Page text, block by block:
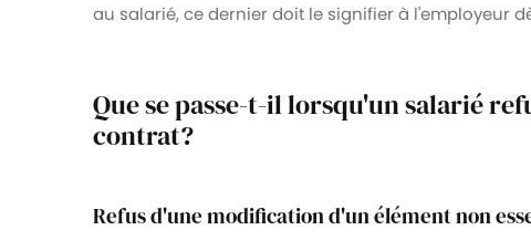
au salarié, ce dernier doit le signifier à l'employeur
Que se passe-t-il lorsqu'un salarié
contrat?
Refus d'une modification d'un élément non